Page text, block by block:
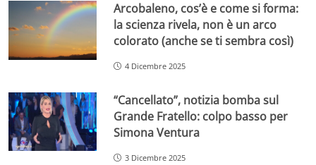
Arcobaleno, cos’è e come si forma:
la scienza rivela, non è un arco
colorato (anche se ti sembra così)
4 Dicembre 2025
“Cancellato”, notizia bomba sul
Grande Fratello: colpo basso per
Simona Ventura
3 Dicembre 2025